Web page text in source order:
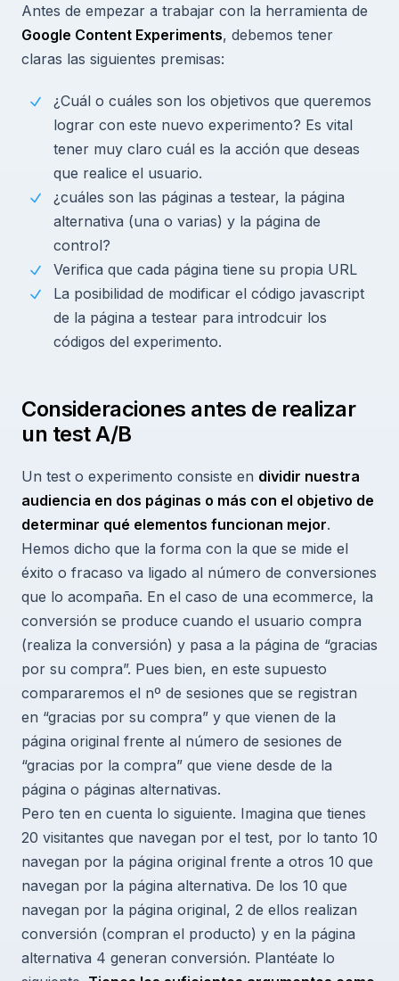
Antes de empezar a trabajar con la herramienta de
Google Content Experiments, debemos tener
claras las siguientes premisas:
¿Cuál o cuáles son los objetivos que queremos
lograr con este nuevo experimento? Es vital
tener muy claro cuál es la acción que deseas
que realice el usuario.
¿cuáles son las páginas a testear, la página
alternativa (una o varias) y la página de
control?
Verifica que cada página tiene su propia URL
La posibilidad de modificar el código javascript
de la página a testear para introdcuir los
códigos del experimento.
Consideraciones antes de realizar
un test A/B
Un test o experimento consiste en dividir nuestra
audiencia en dos páginas o más con el objetivo de
determinar qué elementos funcionan mejor.
Hemos dicho que la forma con la que se mide el
éxito o fracaso va ligado al número de conversiones
que lo acompaña. En el caso de una ecommerce, la
conversión se produce cuando el usuario compra
(realiza la conversión) y pasa a la página de “gracias
por su compra”. Pues bien, en este supuesto
compararemos el nº de sesiones que se registran
en “gracias por su compra” y que vienen de la
página original frente al número de sesiones de
“gracias por la compra” que viene desde de la
página o páginas alternativas.
Pero ten en cuenta lo siguiente. Imagina que tienes
20 visitantes que navegan por el test, por lo tanto 10
navegan por la página original frente a otros 10 que
navegan por la página alternativa. De los 10 que
navegan por la página original, 2 de ellos realizan
conversión (compran el producto) y en la página
alternativa 4 generan conversión. Plantéate lo